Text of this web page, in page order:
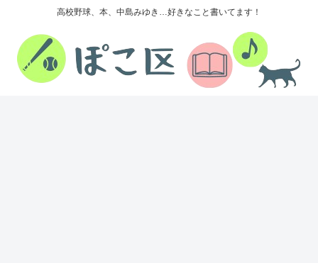
高校野球、本、中島みゆき…好きなこと書いてます！